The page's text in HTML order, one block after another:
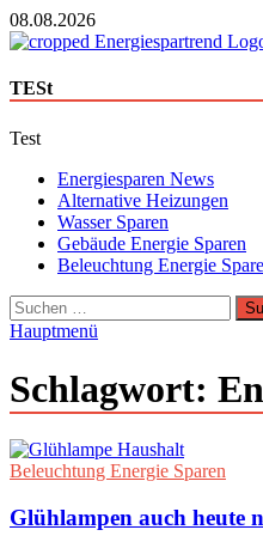
Zum
Inhalt
08.08.2026
Energie Sparen Trend
Günstige Energie Angebote
TESt
Test
Energiesparen News
Alternative Heizungen
Wasser Sparen
Gebäude Energie Sparen
Beleuchtung Energie
Suchen
nach:
Hauptmenü
Schlagwort:
Beleuchtung Energie Sparen
Glühlampen auch heute